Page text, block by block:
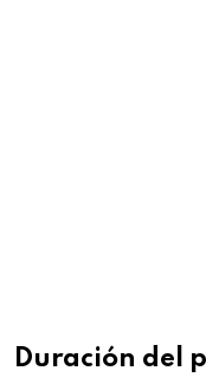
Duración del